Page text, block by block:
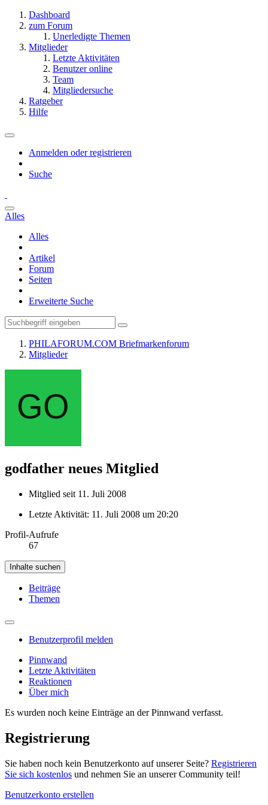
Dashboard
zum Forum
Unerledigte Themen
Mitglieder
Letzte Aktivitäten
Benutzer online
Team
Mitgliedersuche
Ratgeber
Hilfe
Anmelden oder registrieren
Suche
Alles
Alles
Artikel
Forum
Seiten
Erweiterte Suche
PHILAFORUM.COM Briefmarkenforum
Mitglieder
godfather neues Mitglied
Mitglied seit 11. Juli 2008
Letzte Aktivität: 11. Juli 2008 um 20:20
Profil-Aufrufe
67
Inhalte suchen
Beiträge
Themen
Benutzerprofil melden
Pinnwand
Letzte Aktivitäten
Reaktionen
Über mich
Es wurden noch keine Einträge an der Pinnwand verfasst.
Registrierung
Sie haben noch kein Benutzerkonto auf unserer Seite? Registrieren
Sie sich kostenlos und nehmen Sie an unserer Community teil!
Benutzerkonto erstellen